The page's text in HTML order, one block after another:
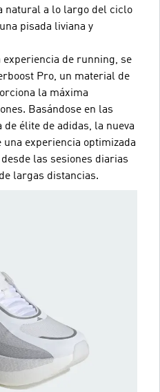
natural a lo largo del ciclo
pisada liviana y
experiencia de running, se
Pro, un material de
la máxima
Basándose en las
élite de adidas, la nueva
experiencia optimizada
las sesiones diarias
largas distancias.